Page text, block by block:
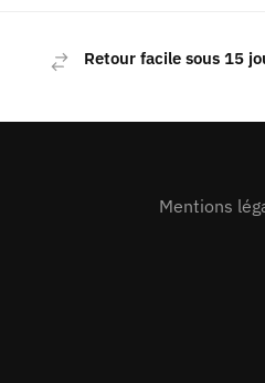
Retour facile sous 15
Mentions